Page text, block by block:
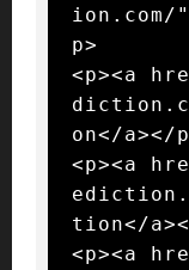
ion.com/
p>
<p><a
on</a></
<p><a
tion</
<p><a